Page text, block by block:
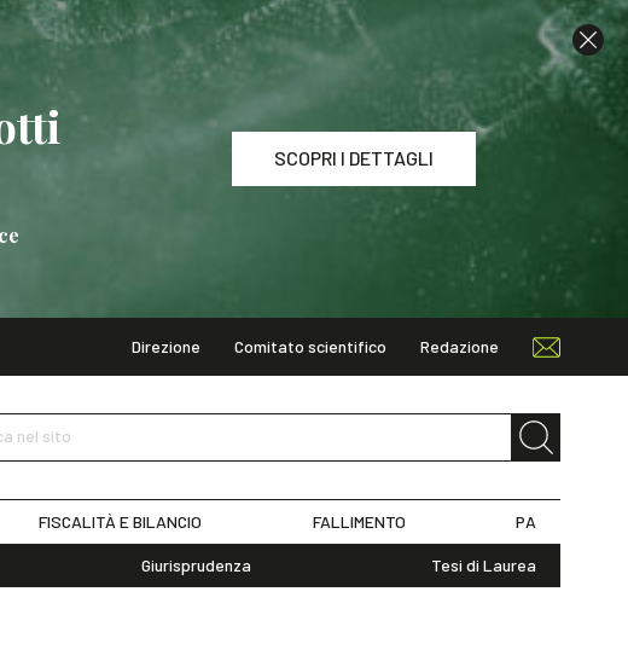
SCOPRI I DETTAGLI
SCOPRI I DETTAGLI
Direzione Comitato scientifico Redazione
nel sito
FISCALITÀ E BILANCIO FALLIMENTO PA
Giurisprudenza Tesi di Laurea